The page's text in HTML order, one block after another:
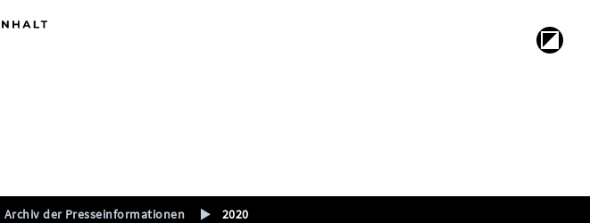
Archiv der Presseinformationen 2020